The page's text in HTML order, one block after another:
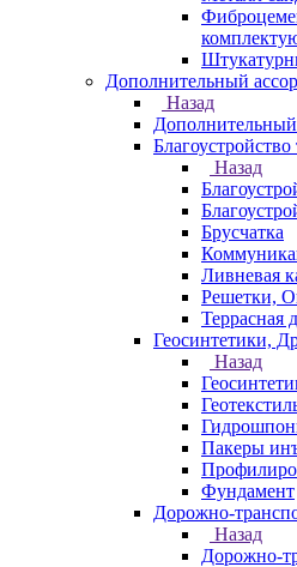
Дополнительный
Назад
Назад
Брусчатка
Ливневая
Решетки,
Террасная
Геосинтетики,
Назад
Пакеры
Фундамент
Дорожно-
Назад
Дорожно-